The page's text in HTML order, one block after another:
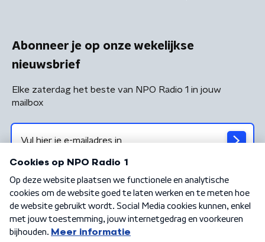
Abonneer je op onze wekelijkse
nieuwsbrief
Elke zaterdag het beste van NPO Radio 1 in jouw
mailbox
Algemene voorwaarden